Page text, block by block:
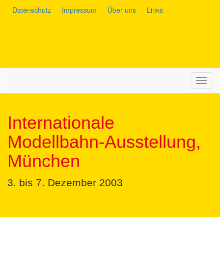
Datenschutz Impressum Über uns Links
Internationale
Modellbahn-Ausstellung,
München
3. bis 7. Dezember 2003